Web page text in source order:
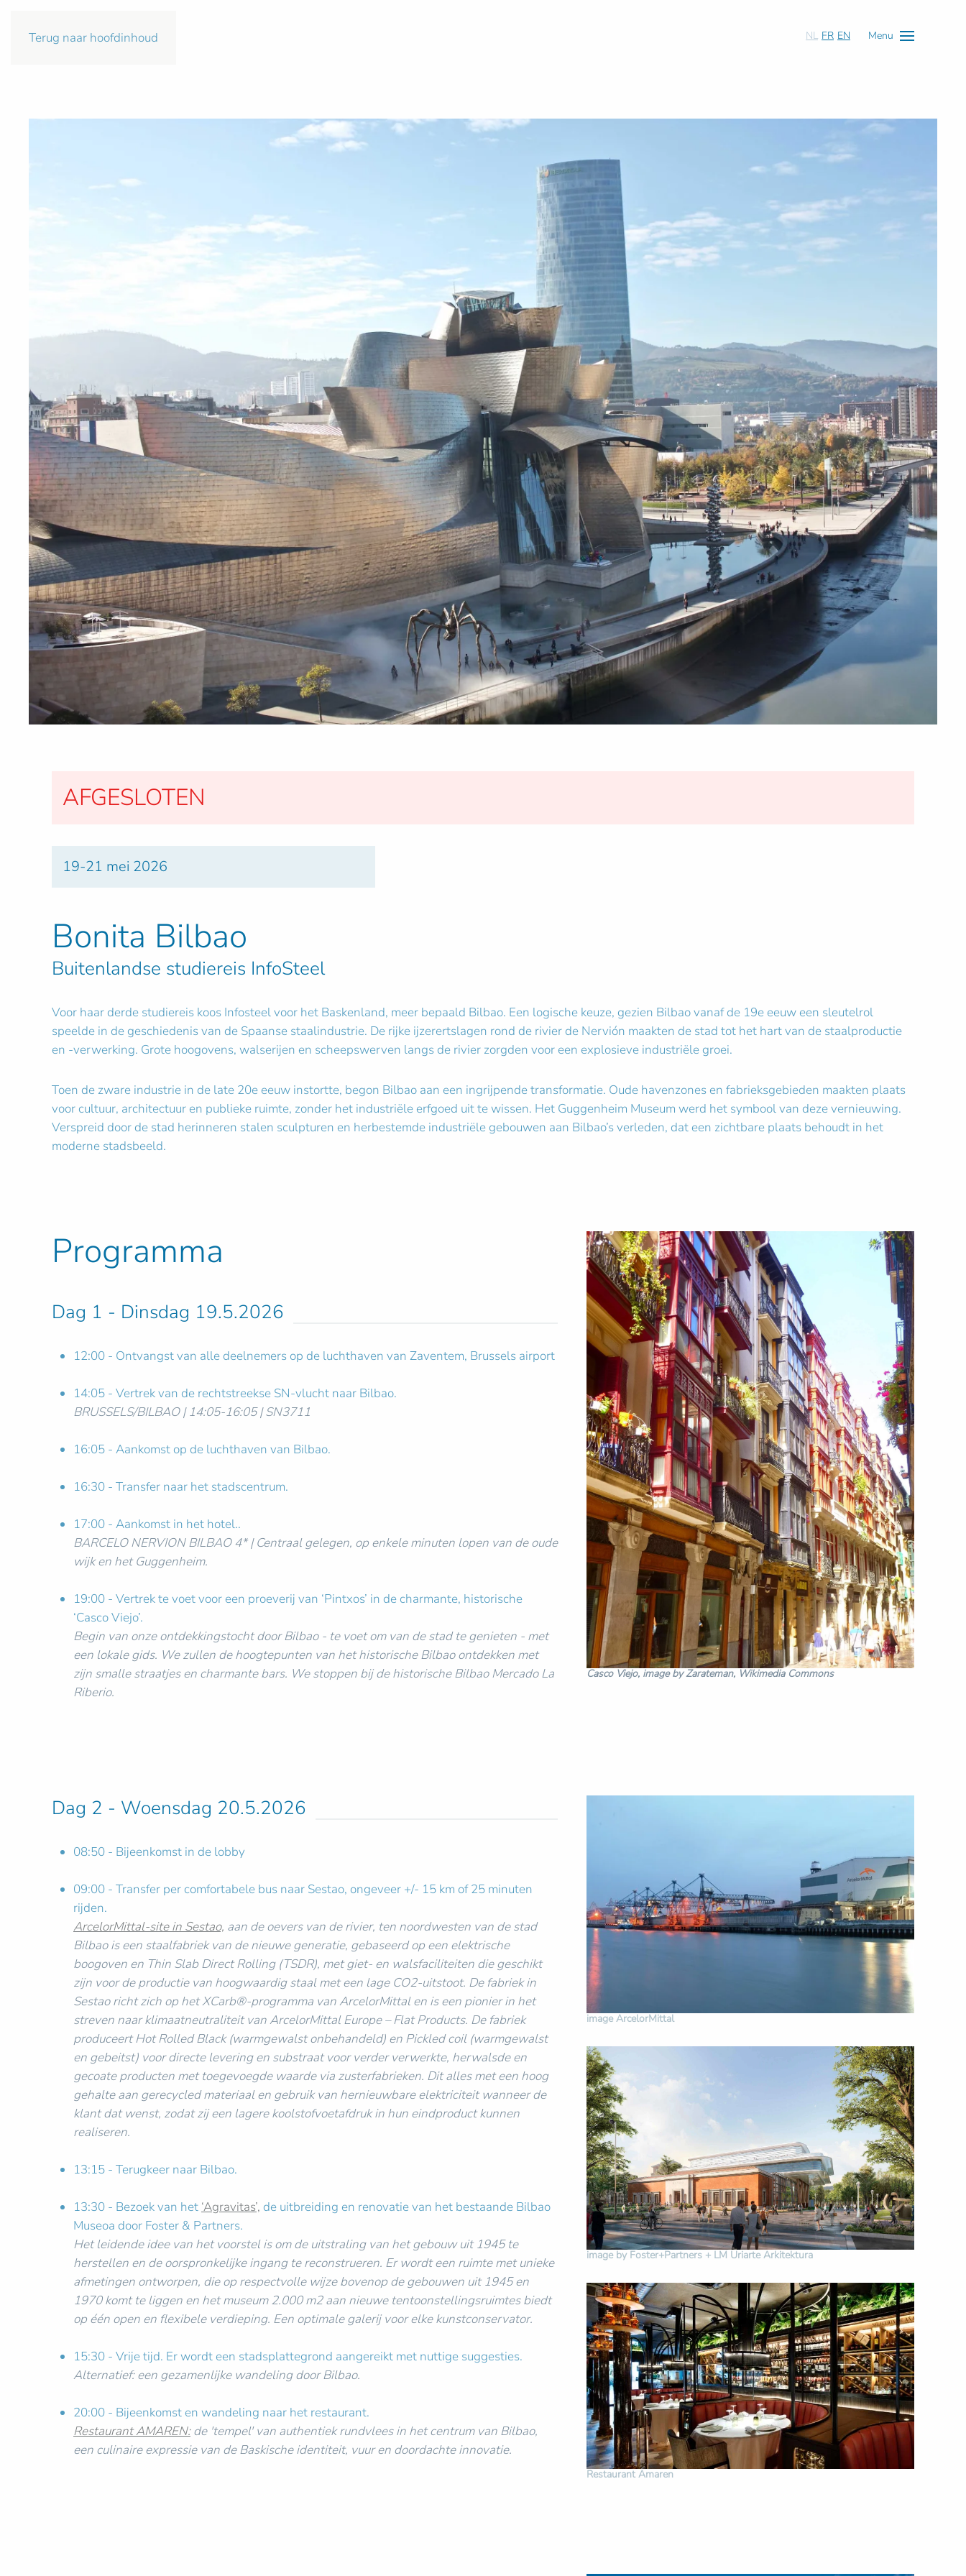
Terug naar hoofdinhoud NL FR EN Menu
AFGESLOTEN
19-21 mei 2026
Bonita Bilbao
Buitenlandse studiereis InfoSteel
Voor haar derde studiereis koos Infosteel voor het Baskenland, meer bepaald Bilbao. Een logische keuze, gezien Bilbao vanaf de 19e eeuw een sleutelrol
speelde in de geschiedenis van de Spaanse staalindustrie. De rijke ijzerertslagen rond de rivier de Nervión maakten de stad tot het hart van de staalproductie
en -verwerking. Grote hoogovens, walserijen en scheepswerven langs de rivier zorgden voor een explosieve industriële groei.
Toen de zware industrie in de late 20e eeuw instortte, begon Bilbao aan een ingrijpende transformatie. Oude havenzones en fabrieksgebieden maakten plaats
voor cultuur, architectuur en publieke ruimte, zonder het industriële erfgoed uit te wissen. Het Guggenheim Museum werd het symbool van deze vernieuwing.
Verspreid door de stad herinneren stalen sculpturen en herbestemde industriële gebouwen aan Bilbao’s verleden, dat een zichtbare plaats behoudt in het
moderne stadsbeeld.
Programma
Dag 1 - Dinsdag 19.5.2026
12:00 - Ontvangst van alle deelnemers op de luchthaven van Zaventem, Brussels airport
14:05 - Vertrek van de rechtstreekse SN-vlucht naar Bilbao.
BRUSSELS/BILBAO | 14:05-16:05 | SN3711
16:05 - Aankomst op de luchthaven van Bilbao.
16:30 - Transfer naar het stadscentrum.
17:00 - Aankomst in het hotel..
BARCELO NERVION BILBAO 4* | Centraal gelegen, op enkele minuten lopen van de oude
wijk en het Guggenheim.
19:00 - Vertrek te voet voor een proeverij van ‘Pintxos’ in de charmante, historische
‘Casco Viejo’.
Begin van onze ontdekkingstocht door Bilbao - te voet om van de stad te genieten - met
een lokale gids. We zullen de hoogtepunten van het historische Bilbao ontdekken met
zijn smalle straatjes en charmante bars. We stoppen bij de historische Bilbao Mercado La
Riberio.
Casco Viejo, image by Zarateman, Wikimedia Commons
Dag 2 - Woensdag 20.5.2026
08:50 - Bijeenkomst in de lobby
09:00 - Transfer per comfortabele bus naar Sestao, ongeveer +/- 15 km of 25 minuten
rijden.
ArcelorMittal-site in Sestao, aan de oevers van de rivier, ten noordwesten van de stad
Bilbao is een staalfabriek van de nieuwe generatie, gebaseerd op een elektrische
boogoven en Thin Slab Direct Rolling (TSDR), met giet- en walsfaciliteiten die geschikt
zijn voor de productie van hoogwaardig staal met een lage CO2-uitstoot. De fabriek in
Sestao richt zich op het XCarb®-programma van ArcelorMittal en is een pionier in het
streven naar klimaatneutraliteit van ArcelorMittal Europe – Flat Products. De fabriek
produceert Hot Rolled Black (warmgewalst onbehandeld) en Pickled coil (warmgewalst
en gebeitst) voor directe levering en substraat voor verder verwerkte, herwalsde en
gecoate producten met toegevoegde waarde via zusterfabrieken. Dit alles met een hoog
gehalte aan gerecycled materiaal en gebruik van hernieuwbare elektriciteit wanneer de
klant dat wenst, zodat zij een lagere koolstofvoetafdruk in hun eindproduct kunnen
realiseren.
13:15 - Terugkeer naar Bilbao.
13:30 - Bezoek van het ‘Agravitas’, de uitbreiding en renovatie van het bestaande Bilbao
Museoa door Foster & Partners.
Het leidende idee van het voorstel is om de uitstraling van het gebouw uit 1945 te
herstellen en de oorspronkelijke ingang te reconstrueren. Er wordt een ruimte met unieke
afmetingen ontworpen, die op respectvolle wijze bovenop de gebouwen uit 1945 en
1970 komt te liggen en het museum 2.000 m2 aan nieuwe tentoonstellingsruimtes biedt
op één open en flexibele verdieping. Een optimale galerij voor elke kunstconservator.
15:30 - Vrije tijd. Er wordt een stadsplattegrond aangereikt met nuttige suggesties.
Alternatief: een gezamenlijke wandeling door Bilbao.
20:00 - Bijeenkomst en wandeling naar het restaurant.
Restaurant AMAREN:de 'tempel' van authentiek rundvlees in het centrum van Bilbao,
een culinaire expressie van de Baskische identiteit, vuur en doordachte innovatie.
image ArcelorMittal
image by Foster+Partners + LM Uriarte Arkitektura
Restaurant Amaren